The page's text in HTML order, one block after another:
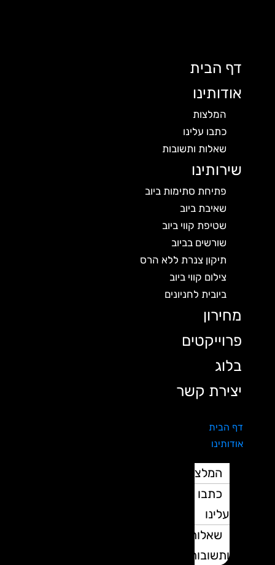
דף הבית
אודותינו
המלצות
כתבו עלינו
שאלות ותשובות
שירותינו
פתיחת סתימות ביוב
שאיבת ביוב
שטיפת קווי ביוב
שורשים בביוב
תיקון צנרת ללא הרס
צילום קווי ביוב
ביובית לחניונים
מחירון
פרוייקטים
בלוג
יצירת קשר
דף הבית
אודותינו
המלצות
כתבו
עלינו
שאלות
ותשובות